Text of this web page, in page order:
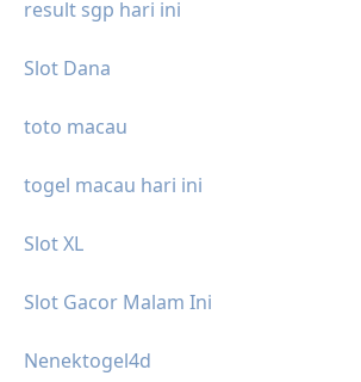
result sgp hari ini
Slot Dana
toto macau
togel macau hari ini
Slot XL
Slot Gacor Malam Ini
Nenektogel4d